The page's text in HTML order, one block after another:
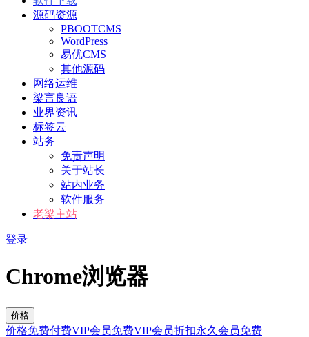
源码资源
PBOOTCMS
WordPress
易优CMS
其他源码
网络运维
梁言良语
业界资讯
标签云
站务
免责声明
关于站长
站内业务
软件服务
老梁主站
登录
Chrome浏览器
价格
价格免费付费VIP会员免费VIP会员折扣永久会员免费